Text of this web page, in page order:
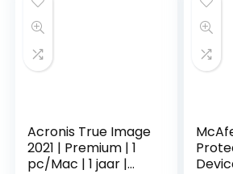
Acronis True Image
2021 | Premium | 1
pc/Mac | 1 jaar |